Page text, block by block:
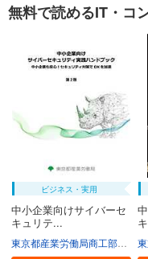
無料で読めるIT・コ
ビジネス・実用
中小企業向けサイバーセ
キュリテ...
東京都産業労働局商工部経営支援課